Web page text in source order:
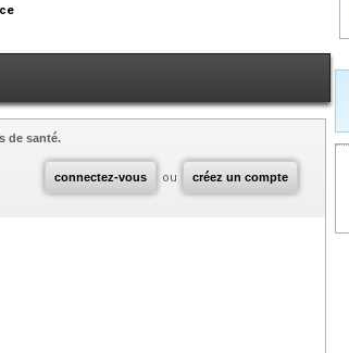
connectez-vous ou créez un compte
de santé.